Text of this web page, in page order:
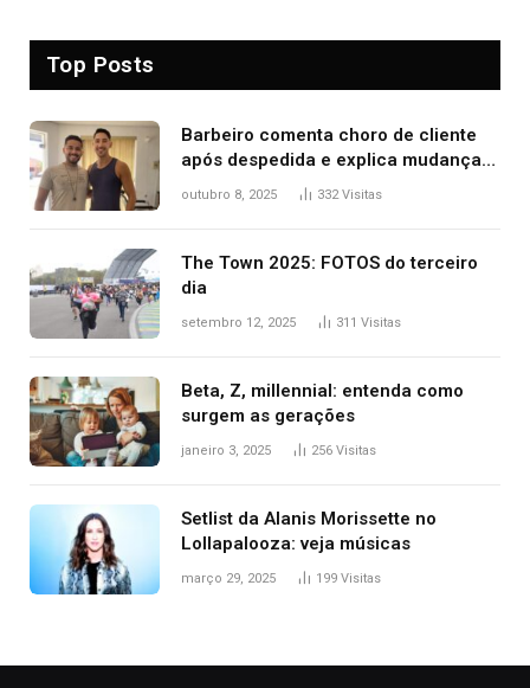
Top Posts
Barbeiro comenta choro de cliente
após despedida e explica mudança
para o TO: ‘Não esperava atingir
outubro 8, 2025 332Visitas
The Town 2025: FOTOS do terceiro
dia
setembro 12, 2025 311 Visitas
Beta, Z, millennial: entenda como
surgem as gerações
janeiro 3, 2025 256 Visitas
Setlist da Alanis Morissette no
Lollapalooza: veja músicas
março 29, 2025 199 Visitas